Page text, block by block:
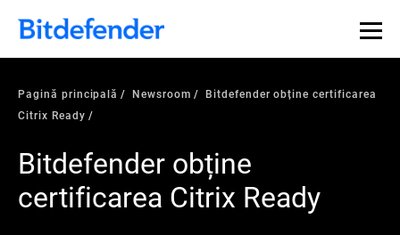
Pagină principală Newsroom
Bitdefender obține certificarea
Citrix Ready
Bitdefender obține
certificarea Citrix Ready